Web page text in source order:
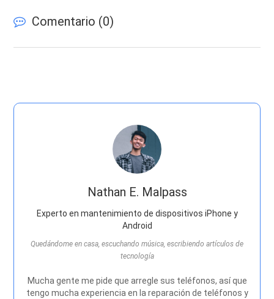
Comentario (0)
Nathan E. Malpass
Experto en mantenimiento de dispositivos iPhone y
Android
Quedándome en casa, escuchando música, escribiendo artículos de
tecnología
Mucha gente me pide que arregle sus teléfonos, así que
tengo mucha experiencia en la reparación de teléfonos y